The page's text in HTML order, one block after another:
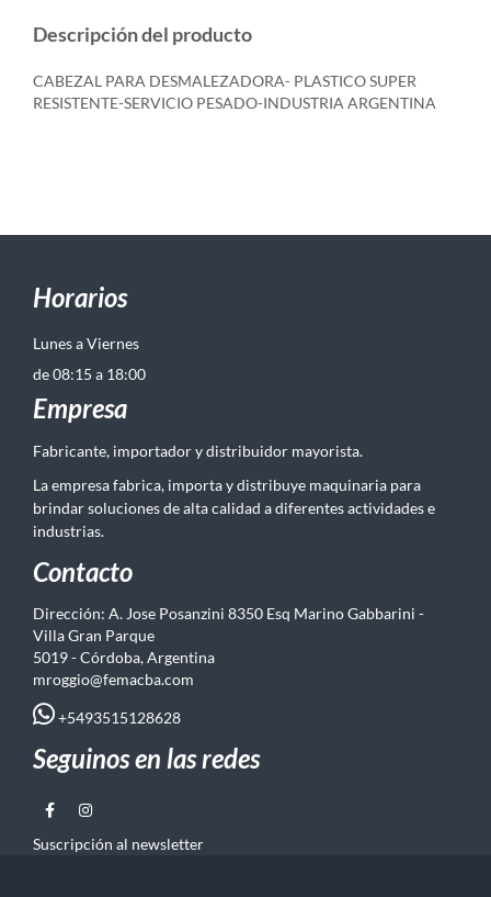
Descripción del producto
CABEZAL PARA DESMALEZADORA- PLASTICO SUPER
RESISTENTE-SERVICIO PESADO-INDUSTRIA ARGENTINA
Horarios
Lunes a Viernes
de 08:15 a 18:00
Empresa
Fabricante, importador y distribuidor mayorista.
La empresa fabrica, importa y distribuye maquinaria para
brindar soluciones de alta calidad a diferentes actividades e
industrias.
Contacto
Dirección: A. Jose Posanzini 8350 Esq Marino Gabbarini -
Villa Gran Parque
5019 - Córdoba, Argentina
mroggio@femacba.com
+5493515128628
Seguinos en las redes
Suscripción al newsletter